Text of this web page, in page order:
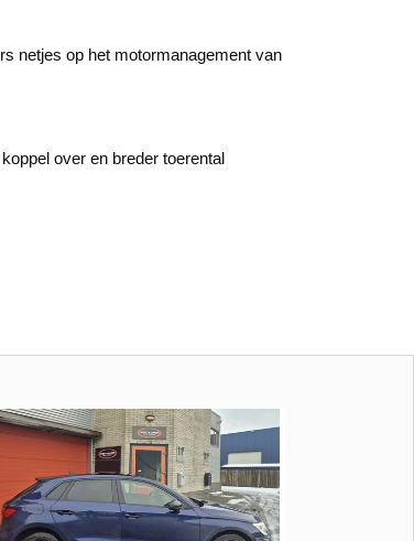
netjes op het motormanagement van
over en breder toerental